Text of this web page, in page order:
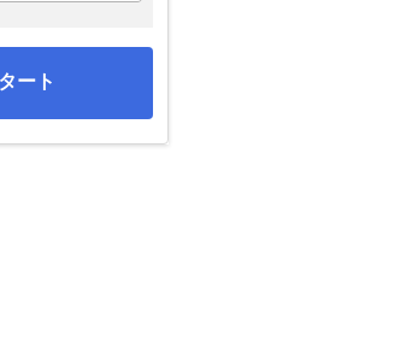
ート